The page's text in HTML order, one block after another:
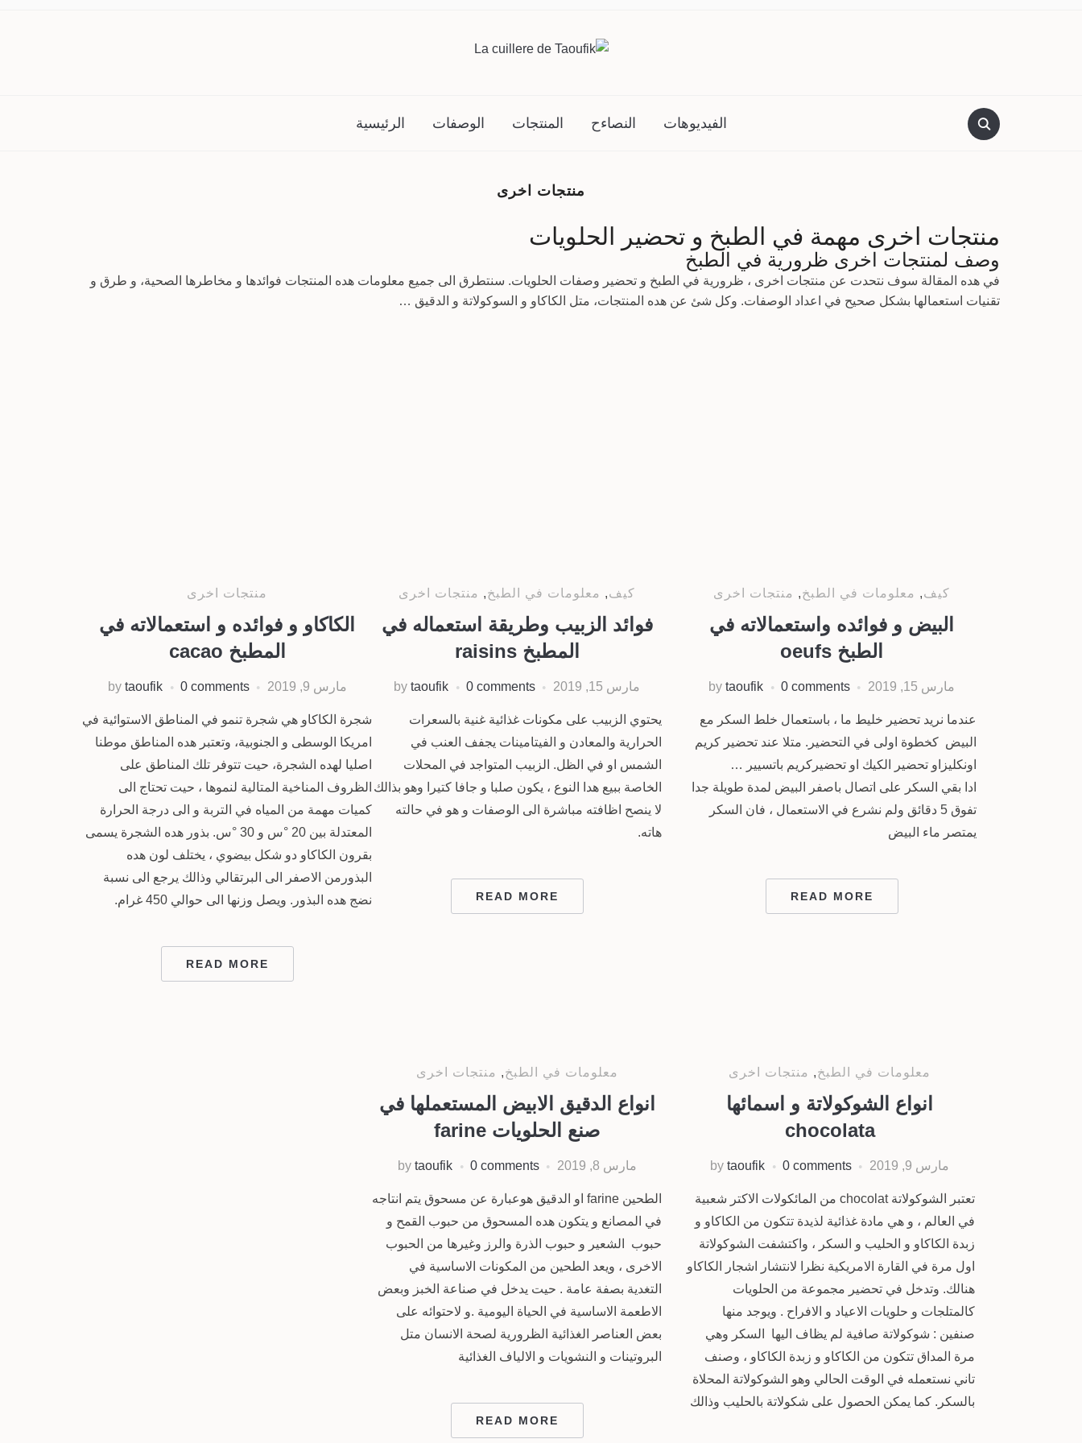
الفيديوهات النصاءح المنتجات الوصفات الرئيسية
منتجات اخرى
منتجات اخرى مهمة في الطبخ و تحضير الحلويات
وصف لمنتجات اخرى ظرورية في الطبخ
في هده المقالة سوف نتحدت عن منتجات اخرى ، ظرورية في الطبخ و تحضير وصفات الحلويات. سنتطرق الى جميع معلومات هده المنتجات فوائدها و مخاطرها الصحية، و طرق و
تقنيات استعمالها بشكل صحيح في اعداد الوصفات. وكل شئ عن هده المنتجات، متل الكاكاو و السوكولاتة و الدقيق …
كيف, معلومات في الطبخ, منتجات اخرى
البيض و فوائده واستعمالاته في
الطبخ oeufs
مارس 15, 2019 bytaoufik 0 comments
عندما نريد تحضير خليط ما ، باستعمال خلط السكر مع
البيض كخطوة اولى في التحضير. متلا عند تحضير كريم
اونكليزاو تحضير الكيك او تحضيركريم باتسيير …
ادا بقي السكر على اتصال باصفر البيض لمدة طويلة جدا
تفوق 5 دقائق ولم نشرع في الاستعمال ، فان السكر
يمتصر ماء البيض
READ MORE
كيف, معلومات في الطبخ, منتجات اخرى
فوائد الزبيب وطريقة استعماله في
المطبخ raisins
مارس 15, 2019 by taoufik 0 comments
يحتوي الزبيب على مكونات غذائية غنية بالسعرات
الحرارية والمعادن و الفيتامينات يجفف العنب في
الشمس او في الظل. الزبيب المتواجد في المحلات
الخاصة ببيع هدا النوع ، يكون صلبا و جافا كتيرا وهو بذالك
لا ينصح اظافته مباشرة الى الوصفات و هو في حالته
هاته.
READ MORE
منتجات اخرى
الكاكاو و فوائده و استعمالاته في
المطبخ cacao
مارس 9, 2019 by taoufik 0 comments
شجرة الكاكاو هي شجرة تنمو في المناطق الاستوائية في
امريكا الوسطى و الجنوبية، وتعتبر هده المناطق موطنا
اصليا لهده الشجرة، حيت تتوفر تلك المناطق على
الظروف المناخية المتالية لنموها ، حيت تحتاج الى
كميات مهمة من المياه في التربة و الى درجة الحرارة
المعتدلة بين 20 °س و 30 °س. بذور هده الشجرة يسمى
بقرون الكاكاو دو شكل بيضوي ، يختلف لون هده
البذورمن الاصفر الى البرتقالي وذالك يرجع الى نسبة
نضج هده البذور. ويصل وزنها الى حوالي 450 غرام.
READ MORE
معلومات في الطبخ, منتجات اخرى
انواع الشوكولاتة و اسمائها
chocolata
مارس 9, 2019 bytaoufik 0 comments
تعتبر الشوكولاتة chocolat من المائكولات الاكتر شعبية
في العالم ، و هي مادة غذائية لذيدة تتكون من الكاكاو و
زبدة الكاكاو و الحليب و السكر ، واكتشفت الشوكولاتة
اول مرة في القارة الامريكية نظرا لانتشار اشجار الكاكاو
هنالك. وتدخل في تحضير مجموعة من الحلويات
كالمتلجات و حلويات الاعياد و الافراح . ويوجد منها
صنفين : شوكولاتة صافية لم يظاف اليها السكر وهي
مرة المداق تتكون من الكاكاو و زبدة الكاكاو ، وصنف
تاني نستعمله في الوقت الحالي وهو الشوكولاتة المحلاة
بالسكر. كما يمكن الحصول على شكولاتة بالحليب وذالك
معلومات في الطبخ, منتجات اخرى
انواع الدقيق الابيض المستعملها في
صنع الحلويات farine
مارس 8, 2019 by taoufik 0 comments
الطحين farine او الدقيق هوعبارة عن مسحوق يتم انتاجه
في المصانع و يتكون هده المسحوق من حبوب القمح و
حبوب الشعير و حبوب الذرة والرز وغيرها من الحبوب
الاخرى ، ويعد الطحين من المكونات الاساسية في
التغدية بصفة عامة . حيت يدخل في صناعة الخبز وبعض
الاطعمة الاساسية في الحياة اليومية .و لاحتوائه على
بعض العناصر الغذائية الظرورية لصحة الانسان متل
البروتينات و النشويات و الالياف الغذائية
READ MORE